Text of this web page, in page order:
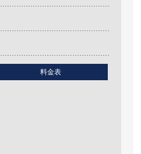
料金表